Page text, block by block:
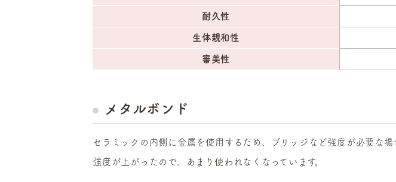
耐久性
生体親和性
審美性
メタルボンド
セラミックの内側に金属を使用するため、ブリッジなど強度が必要な
強度が上がったので、あまり使われなくなっています。